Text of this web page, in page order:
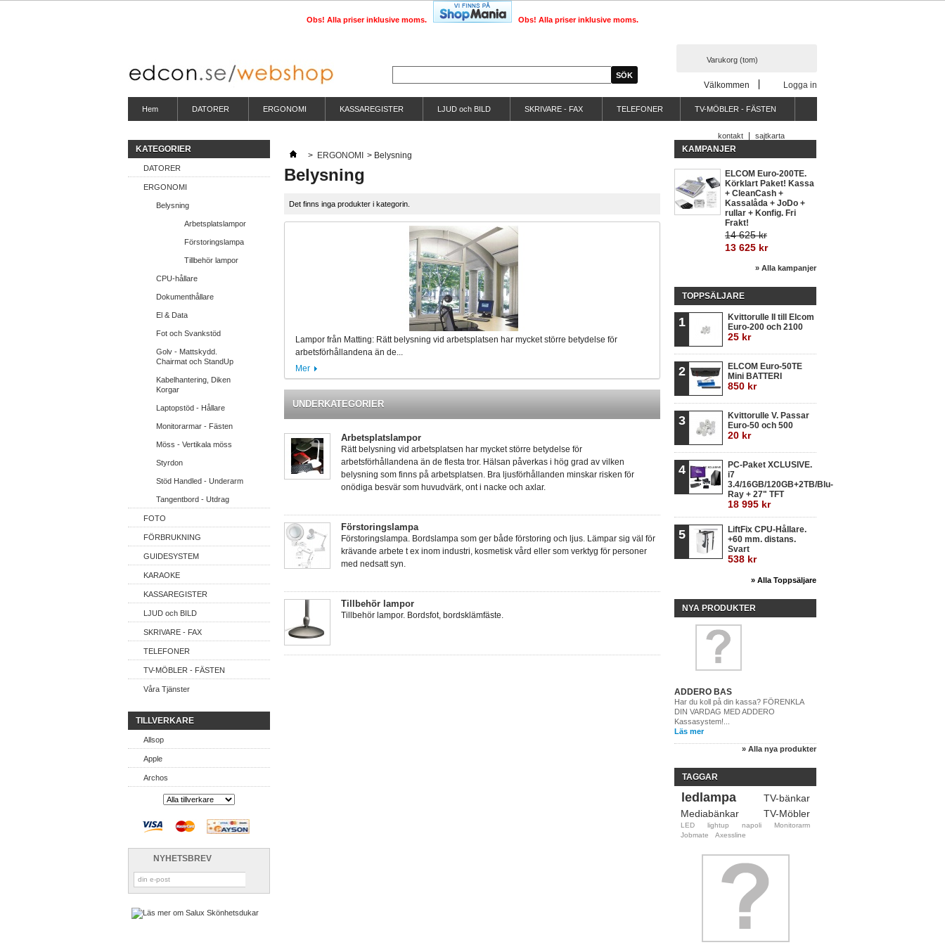
Obs! Alla priser inklusive moms. Obs! Alla priser inklusive moms.
Varukorg (tom)
Välkommen Logga in
Hem DATORER ERGONOMI KASSAREGISTER LJUD och BILD SKRIVARE - FAX TELEFONER TV-MÖBLER - FÄSTEN
kontakt sajtkarta
KATEGORIER
DATORER
ERGONOMI
Belysning
Arbetsplatslampor
Förstoringslampa
Tillbehör lampor
CPU-hållare
Dokumenthållare
El & Data
Fot och Svankstöd
Golv - Mattskydd.
Chairmat och StandUp
Kabelhantering, Diken
Korgar
Laptopstöd - Hållare
Monitorarmar - Fästen
Möss - Vertikala möss
Styrdon
Stöd Handled - Underarm
Tangentbord - Utdrag
FOTO
FÖRBRUKNING
GUIDESYSTEM
KARAOKE
KASSAREGISTER
LJUD och BILD
SKRIVARE - FAX
TELEFONER
TV-MÖBLER - FÄSTEN
Våra Tjänster
TILLVERKARE
Allsop
Apple
Archos
NYHETSBREV
> ERGONOMI > Belysning
Belysning
Det finns inga produkter i kategorin.
Lampor från Matting: Rätt belysning vid arbetsplatsen har mycket större betydelse för
arbetsförhållandena än de...
Mer
UNDERKATEGORIER
Arbetsplatslampor
Rätt belysning vid arbetsplatsen har mycket större betydelse för
arbetsförhållandena än de flesta tror. Hälsan påverkas i hög grad av vilken
belysning som finns på arbetsplatsen. Bra ljusförhållanden minskar risken för
onödiga besvär som huvudvärk, ont i nacke och axlar.
Förstoringslampa
Förstoringslampa. Bordslampa som ger både förstoring och ljus. Lämpar sig väl för
krävande arbete t ex inom industri, kosmetisk vård eller som verktyg för personer
med nedsatt syn.
Tillbehör lampor
Tillbehör lampor. Bordsfot, bordsklämfäste.
KAMPANJER
ELCOM Euro-200TE.
Körklart Paket! Kassa
+ CleanCash +
Kassalåda + JoDo +
rullar + Konfig. Fri
Frakt!
14 625 kr
13 625 kr
» Alla kampanjer
TOPPSÄLJARE
1
Kvittorulle II till Elcom
Euro-200 och 2100
25 kr
2
ELCOM Euro-50TE
Mini BATTERI
850 kr
3
Kvittorulle V. Passar
Euro-50 och 500
20 kr
4
PC-Paket XCLUSIVE.
i7
3.4/16GB/120GB+2TB/Blu-
Ray + 27" TFT
18 995 kr
5
LiftFix CPU-Hållare.
+60 mm. distans.
Svart
538 kr
» Alla Toppsäljare
NYA PRODUKTER
ADDERO BAS
Har du koll på din kassa? FÖRENKLA
DIN VARDAG MED ADDERO
Kassasystem!...
Läs mer
» Alla nya produkter
TAGGAR
ledlampa
TV-bänkar
Mediabänkar
TV-Möbler
LED lightup napoli
Monitorarm
Jobmate
Axessline